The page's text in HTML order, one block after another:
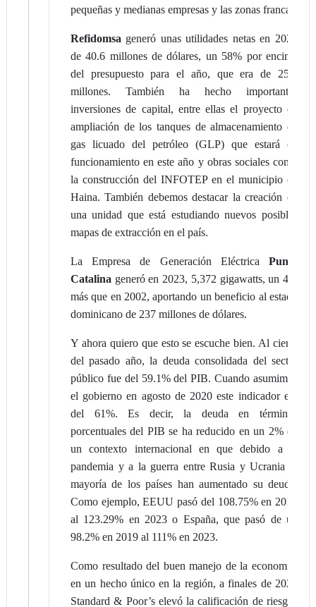
pequeñas y medianas empresas y las zonas francas.
Refidomsa generó unas utilidades netas en 2023
de 40.6 millones de dólares, un 58% por encima
del presupuesto para el año, que era de 25.6
millones. También ha hecho importantes
inversiones de capital, entre ellas el proyecto de
ampliación de los tanques de almacenamiento de
gas licuado del petróleo (GLP) que estará en
funcionamiento en este año y obras sociales como
la construcción del INFOTEP en el municipio de
Haina. También debemos destacar la creación de
una unidad que está estudiando nuevos posibles
mapas de extracción en el país.
La Empresa de Generación Eléctrica Punta
Catalina generó en 2023, 5,372 gigawatts, un 4%
más que en 2002, aportando un beneficio al estado
dominicano de 237 millones de dólares.
Y ahora quiero que esto se escuche bien. Al cierre
del pasado año, la deuda consolidada del sector
público fue del 59.1% del PIB. Cuando asumimos
el gobierno en agosto de 2020 este indicador era
del 61%. Es decir, la deuda en términos
porcentuales del PIB se ha reducido en un 2% en
un contexto internacional en que debido a la
pandemia y a la guerra entre Rusia y Ucrania la
mayoría de los países han aumentado su deuda.
Como ejemplo, EEUU pasó del 108.75% en 2019
al 123.29% en 2023 o España, que pasó de un
98.2% en 2019 al 111% en 2023.
Como resultado del buen manejo de la economía,
en un hecho único en la región, a finales de 2022
Standard & Poor’s elevó la calificación de riesgos